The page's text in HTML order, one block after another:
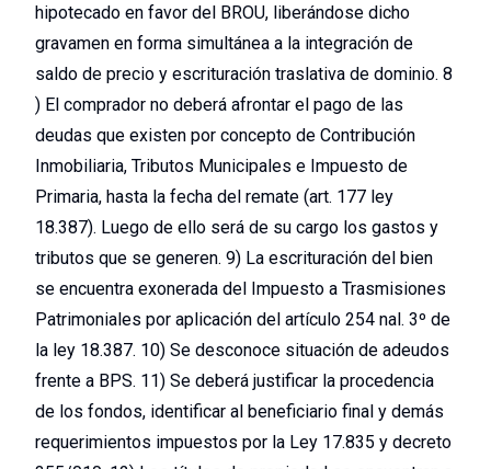
hipotecado en favor del BROU, liberándose dicho
gravamen en forma simultánea a la integración de
saldo de precio y escrituración traslativa de dominio. 8
) El comprador no deberá afrontar el pago de las
deudas que existen por concepto de Contribución
Inmobiliaria, Tributos Municipales e Impuesto de
Primaria, hasta la fecha del remate (art. 177 ley
18.387). Luego de ello será de su cargo los gastos y
tributos que se generen. 9) La escrituración del bien
se encuentra exonerada del Impuesto a Trasmisiones
Patrimoniales por aplicación del artículo 254 nal. 3º de
la ley 18.387. 10) Se desconoce situación de adeudos
frente a BPS. 11) Se deberá justificar la procedencia
de los fondos, identificar al beneficiario final y demás
requerimientos impuestos por la Ley 17.835 y decreto